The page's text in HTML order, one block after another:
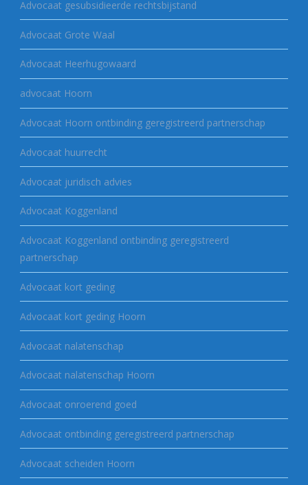
Advocaat gesubsidieerde rechtsbijstand
Advocaat Grote Waal
Advocaat Heerhugowaard
advocaat Hoorn
Advocaat Hoorn ontbinding geregistreerd partnerschap
Advocaat huurrecht
Advocaat juridisch advies
Advocaat Koggenland
Advocaat Koggenland ontbinding geregistreerd
partnerschap
Advocaat kort geding
Advocaat kort geding Hoorn
Advocaat nalatenschap
Advocaat nalatenschap Hoorn
Advocaat onroerend goed
Advocaat ontbinding geregistreerd partnerschap
Advocaat scheiden Hoorn